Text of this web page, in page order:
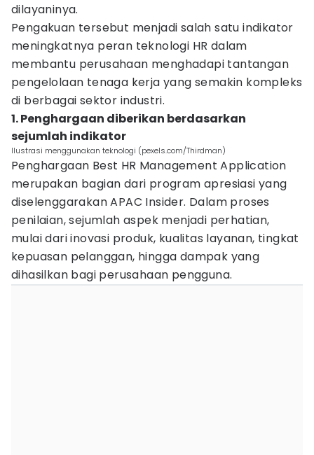
dilayaninya.
Pengakuan tersebut menjadi salah satu indikator
meningkatnya peran teknologi HR dalam
membantu perusahaan menghadapi tantangan
pengelolaan tenaga kerja yang semakin kompleks
di berbagai sektor industri.
1. Penghargaan diberikan berdasarkan
sejumlah indikator
Ilustrasi menggunakan teknologi (pexels.com/Thirdman)
Penghargaan Best HR Management Application
merupakan bagian dari program apresiasi yang
diselenggarakan APAC Insider. Dalam proses
penilaian, sejumlah aspek menjadi perhatian,
mulai dari inovasi produk, kualitas layanan, tingkat
kepuasan pelanggan, hingga dampak yang
dihasilkan bagi perusahaan pengguna.